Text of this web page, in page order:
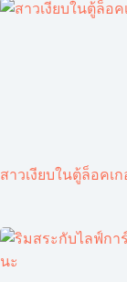
สาวเงียบในตู้ล็อคเก